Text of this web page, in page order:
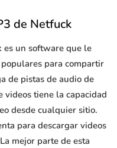
de Netfuck
es un software que le
para compartir
de pistas de audio de
videos tiene la capacidad
desde cualquier sitio.
para descargar videos
mejor parte de esta